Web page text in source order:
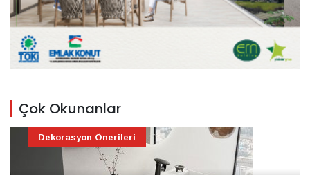
Çok Okunanlar
Dekorasyon Önerileri